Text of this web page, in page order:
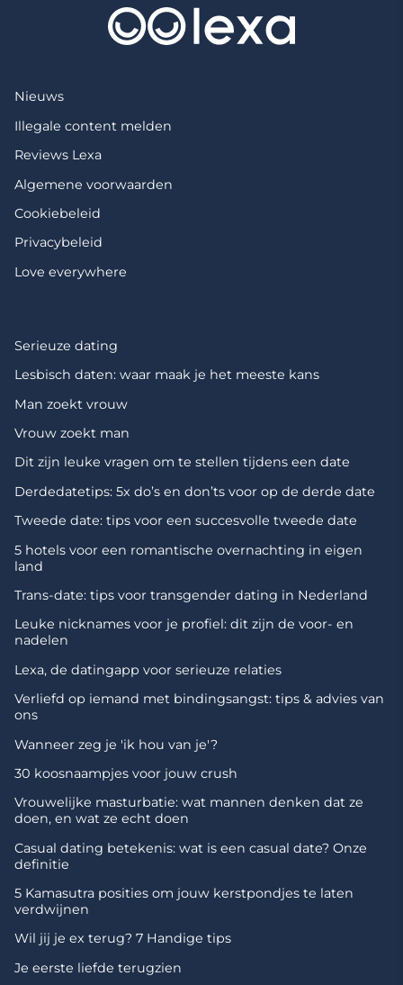
Nieuws
Illegale content melden
Reviews Lexa
Algemene voorwaarden
Cookiebeleid
Privacybeleid
Love everywhere
Serieuze dating
Lesbisch daten: waar maak je het meeste kans
Man zoekt vrouw
Vrouw zoekt man
Dit zijn leuke vragen om te stellen tijdens een date
Derdedatetips: 5x do’s en don’ts voor op de derde date
Tweede date: tips voor een succesvolle tweede date
5 hotels voor een romantische overnachting in eigen
land
Trans-date: tips voor transgender dating in Nederland
Leuke nicknames voor je profiel: dit zijn de voor- en
nadelen
Lexa, de datingapp voor serieuze relaties
Verliefd op iemand met bindingsangst: tips & advies van
ons
Wanneer zeg je 'ik hou van je'?
30 koosnaampjes voor jouw crush
Vrouwelijke masturbatie: wat mannen denken dat ze
doen, en wat ze echt doen
Casual dating betekenis: wat is een casual date? Onze
definitie
5 Kamasutra posities om jouw kerstpondjes te laten
verdwijnen
Wil jij je ex terug? 7 Handige tips
Je eerste liefde terugzien